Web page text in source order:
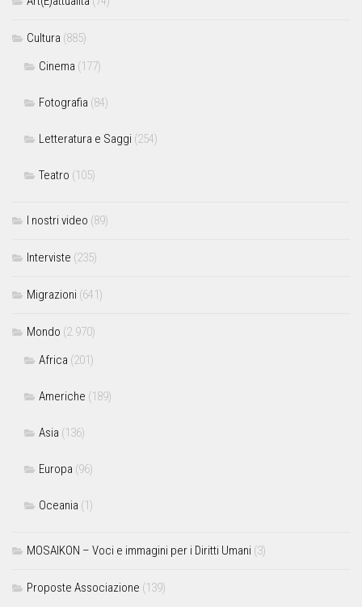
Cultura (885)
Cinema (177)
Fotografia (84)
Letteratura e Saggi (254)
Teatro (105)
I nostri video (89)
Interviste (235)
Migrazioni (641)
Mondo (2.970)
Africa (201)
Americhe (189)
Asia (136)
Europa (96)
Oceania (1)
MOSAIKON – Voci e immagini per i Diritti Umani (3)
Proposte Associazione (139)